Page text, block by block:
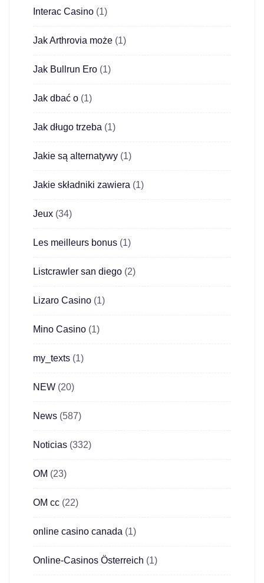
Interac Casino (1)
Jak Arthrovia może (1)
Jak Bullrun Ero (1)
Jak dbać o (1)
Jak długo trzeba (1)
Jakie są alternatywy (1)
Jakie składniki zawiera (1)
Jeux (34)
Les meilleurs bonus (1)
Listcrawler san diego (2)
Lizaro Casino (1)
Mino Casino (1)
my_texts (1)
NEW (20)
News (587)
Noticias (332)
OM (23)
OM cc (22)
online casino canada (1)
Online-Casinos Österreich (1)